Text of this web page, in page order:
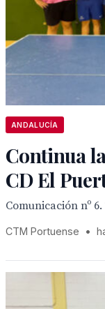
ANDALUCÍA
Continua
CD El
Comunicación nº
CTM Portuense •